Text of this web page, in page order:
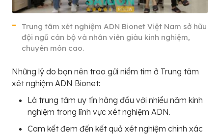
Trung tâm xét nghiệm ADN Bionet Việt Nam sở hữu
đội ngũ cán bộ và nhân viên giàu kinh nghiệm,
chuyên môn cao.
Những lý do bạn nên trao gửi niềm tim ở Trung tâm
xét nghiệm ADN Bionet:
Là trung tâm uy tín hàng đầu với nhiều năm kinh
nghiệm trong lĩnh vực xét nghiệm ADN.
Cam kết đem đến kết quả xét nghiệm chính xác